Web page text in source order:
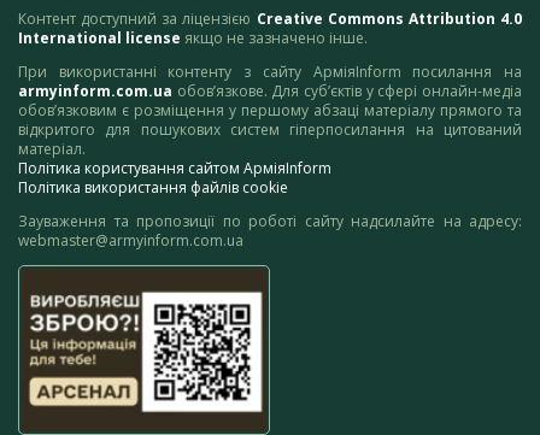
Контент доступний за ліцензією Creative Commons Attribution 4.0
International license якщо не зазначено інше.
При використанні контенту з сайту АрміяInform посилання на
armyinform.com.ua обов’язкове. Для суб’єктів у сфері онлайн-медіа
обов’язковим є розміщення у першому абзаці матеріалу прямого та
відкритого для пошукових систем гіперпосилання на цитований
матеріал.
Політика користування сайтом АрміяInform
Політика використання файлів cookie
Зауваження та пропозиції по роботі сайту надсилайте на адресу:
webmaster@armyinform.com.ua